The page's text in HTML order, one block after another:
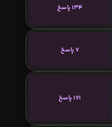
134 پاسخ
7 پاسخ
171 پاسخ